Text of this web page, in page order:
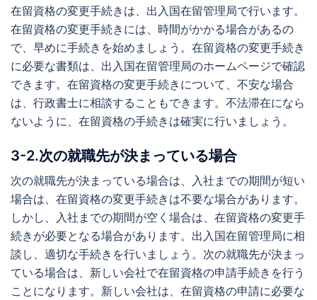
在留資格の変更手続きは、出入国在留管理局で行います。
在留資格の変更手続きには、時間がかかる場合があるの
で、早めに手続きを始めましょう。在留資格の変更手続き
に必要な書類は、出入国在留管理局のホームページで確認
できます。在留資格の変更手続きについて、不安な場合
は、行政書士に相談することもできます。不法滞在になら
ないように、在留資格の手続きは確実に行いましょう。
3-2.次の就職先が決まっている場合
次の就職先が決まっている場合は、入社までの期間が短い
場合は、在留資格の変更手続きは不要な場合があります。
しかし、入社までの期間が空く場合は、在留資格の変更手
続きが必要となる場合があります。出入国在留管理局に相
談し、適切な手続きを行いましょう。次の就職先が決まっ
ている場合は、新しい会社で在留資格の申請手続きを行う
ことになります。新しい会社は、在留資格の申請に必要な